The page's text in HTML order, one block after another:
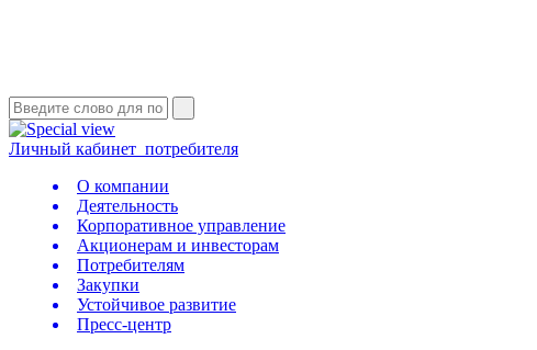
Личный кабинет потребителя
О компании
Деятельность
Корпоративное управление
Акционерам и инвесторам
Потребителям
Закупки
Устойчивое развитие
Пресс-центр